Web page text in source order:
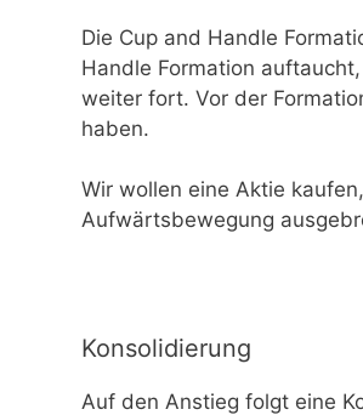
Die Cup and Handle
Handle Formation
weiter fort. Vor der
haben.
Wir wollen eine Aktie
Aufwärtsbewegung
Konsolidierung
Auf den Anstieg folgt eine